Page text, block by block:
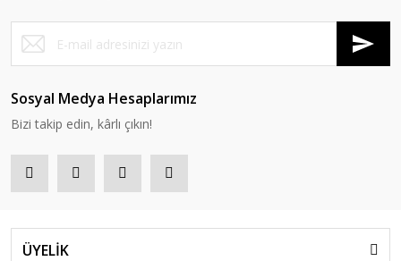
Sosyal Medya Hesaplarımız
Bizi takip edin, kârlı çıkın!
ÜYELİK